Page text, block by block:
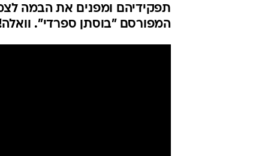
תפקידיהם ומפנים את הבמה
המפורסם "בוסתן ספרדי".